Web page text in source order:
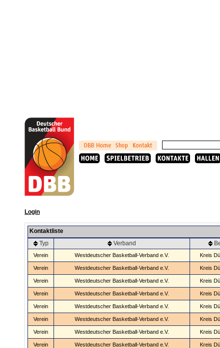
Login
Kontaktliste
Typ
Verband
Verein Westdeutscher Basketball-Verband e.V. Kreis
Verein Westdeutscher Basketball-Verband e.V. Kreis
Verein Westdeutscher Basketball-Verband e.V. Kreis
Verein Westdeutscher Basketball-Verband e.V. Kreis
Verein Westdeutscher Basketball-Verband e.V. Kreis
Verein Westdeutscher Basketball-Verband e.V. Kreis
Verein Westdeutscher Basketball-Verband e.V. Kreis
Verein Westdeutscher Basketball-Verband e.V. Kreis